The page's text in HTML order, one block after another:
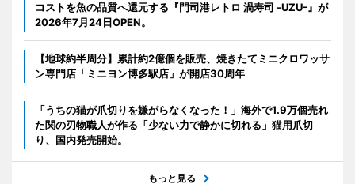
コストを魚の品質へ還元する『門司港レトロ 渦寿司 -UZU-』が
2026年7月24日OPEN。
【地球約半周分】累計約2億個を販売、焼きたてミニクロワッサ
ン専門店「ミニヨン博多駅店」が開店30周年
「うちの猫が爪切りを嫌がらなくなった！」海外で1.9万個売れ
た関の刃物職人が作る「少ない力で静かに切れる」猫用爪切
り、国内発売開始。
もっと見る